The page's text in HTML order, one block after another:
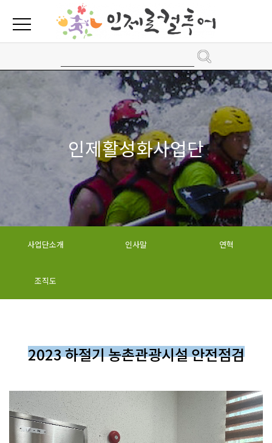
인제활성화사업단
사업단소개 인사말 연혁
조직도
2023 하절기 농촌관광시설 안전점검